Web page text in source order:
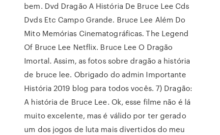
bem. Dvd Dragão A História De Bruce Lee Cds
Dvds Etc Campo Grande. Bruce Lee Além Do
Mito Memórias Cinematográficas. The Legend
Of Bruce Lee Netflix. Bruce Lee O Dragão
Imortal. Assim, as fotos sobre dragão a história
de bruce lee. Obrigado do admin Importante
História 2019 blog para todos vocês. 7) Dragão:
A história de Bruce Lee. Ok, esse filme não é lá
muito excelente, mas é válido por ter gerado
um dos jogos de luta mais divertidos do meu